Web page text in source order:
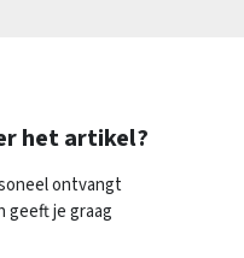
het artikel?
ontvangt
geeft je graag